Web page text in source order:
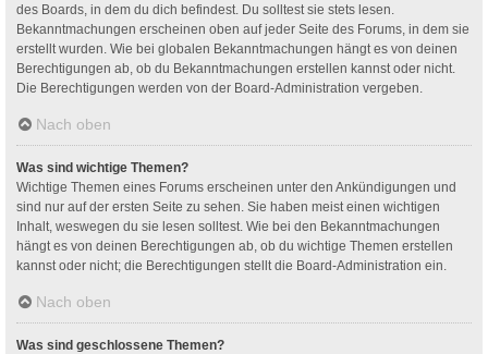
des Boards, in dem du dich befindest. Du solltest sie stets lesen.
Bekanntmachungen erscheinen oben auf jeder Seite des Forums, in dem sie
erstellt wurden. Wie bei globalen Bekanntmachungen hängt es von deinen
Berechtigungen ab, ob du Bekanntmachungen erstellen kannst oder nicht.
Die Berechtigungen werden von der Board-Administration vergeben.
Nach oben
Was sind wichtige Themen?
Wichtige Themen eines Forums erscheinen unter den Ankündigungen und
sind nur auf der ersten Seite zu sehen. Sie haben meist einen wichtigen
Inhalt, weswegen du sie lesen solltest. Wie bei den Bekanntmachungen
hängt es von deinen Berechtigungen ab, ob du wichtige Themen erstellen
kannst oder nicht; die Berechtigungen stellt die Board-Administration ein.
Nach oben
Was sind geschlossene Themen?